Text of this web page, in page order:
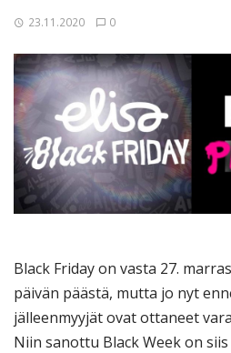
23.11.2020 0
Black Friday on vasta 27.
päivän päästä, mutta jo nyt
jälleenmyyjät ovat ottaneet
Niin sanottu Black Week on